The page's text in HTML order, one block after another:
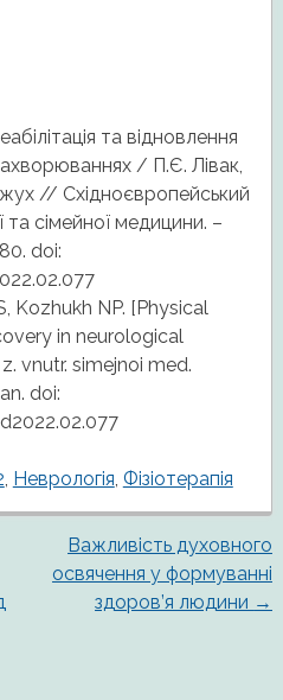
та відновлення
/ П.Є. Лівак,
// Східноєвропейський
сімейної медицини. –
doi:
Kozhukh NP. [Physical
in neurological
vnutr. simejnoi med.
doi:
, Неврологія, Фізіотерапія
Важливість духовного
освячення у формуванні
здоров’я людини →